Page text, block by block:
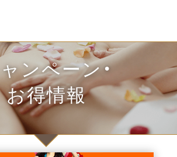
ンペーン・
お得情報